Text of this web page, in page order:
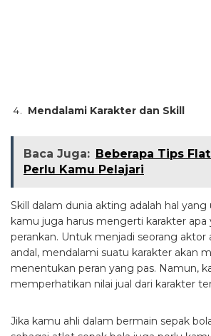
Mendalami Karakter dan Skill
Baca Juga: Beberapa Tips
Perlu Kamu Pelajari
Skill dalam dunia akting adalah hal yang
kamu juga harus mengerti karakter apa
perankan. Untuk menjadi seorang aktor
andal, mendalami suatu karakter akan
menentukan peran yang pas. Namun,
memperhatikan nilai jual dari karakter
Jika kamu ahli dalam bermain sepak